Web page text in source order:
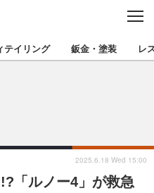
C
S
E
ロショップを地域から探す
北陸
関西
テイリング 鈑金・塗装 レ
「ルノー4」が救急
2025.6.18 Wed 15:00